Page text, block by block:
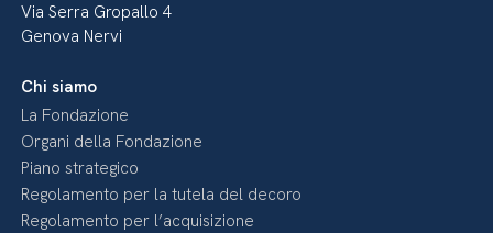
Via Serra Gropallo 4
Genova Nervi
Chi siamo
La Fondazione
Organi della Fondazione
Piano strategico
Regolamento per la tutela del decoro
Regolamento per l’acquisizione